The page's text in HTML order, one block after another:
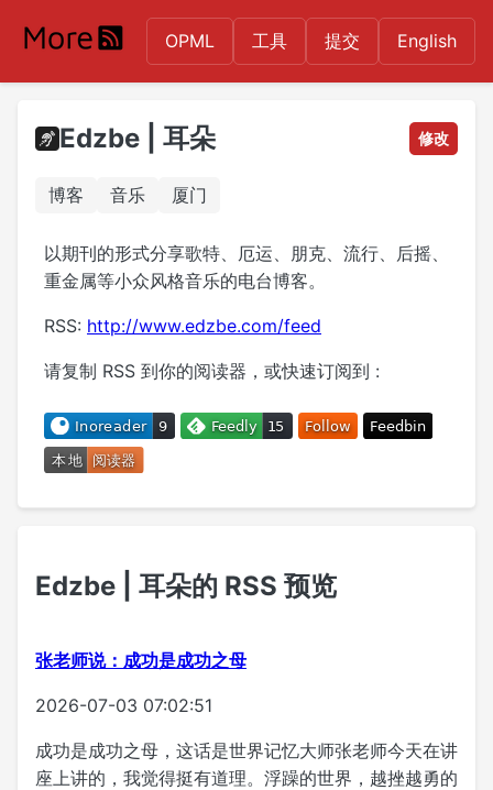
OPML 工具 提交 English
Edzbe | 耳朵 修改
博客 音乐 厦门
以期刊的形式分享歌特、厄运、朋克、流行、后摇、
重金属等小众风格音乐的电台博客。
RSS: http://www.edzbe.com/feed
请复制 RSS 到你的阅读器，或快速订阅到 :
Edzbe | 耳朵的 RSS 预览
张老师说：成功是成功之母
2026-07-03 07:02:51
成功是成功之母，这话是世界记忆大师张老师今天在讲
座上讲的，我觉得挺有道理。浮躁的世界，越挫越勇的